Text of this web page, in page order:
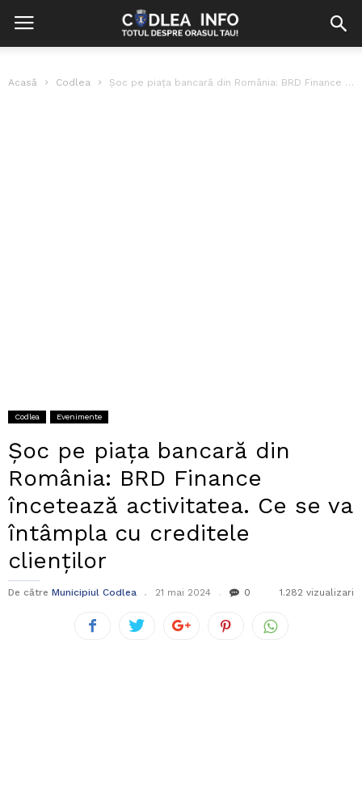
Acasă Codlea Șoc pe piața bancară din România: BRD Finance încetează activitatea. Ce se...
Codlea Evenimente
Șoc pe piața bancară din
România: BRD Finance
încetează activitatea. Ce se va
întâmpla cu creditele
clienților
De către Municipiul Codlea 21 mai 2024 0 1.282 vizualizari